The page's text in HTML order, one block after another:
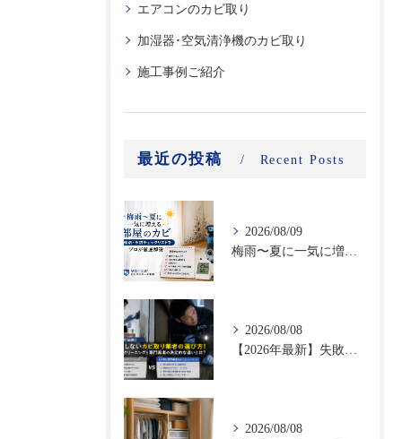
エアコンのカビ取り
加湿器･空気清浄機のカビ取り
施工事例ご紹介
最近の投稿 Recent Posts
2026/08/09
2026/08/08
2026/08/08